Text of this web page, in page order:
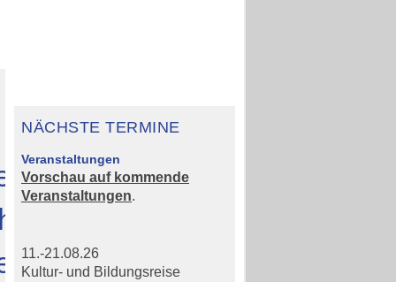
NÄCHSTE TERMINE
Veranstaltungen
Vorschau auf kommende
Veranstaltungen.
11.-21.08.26
Kultur- und Bildungsreise